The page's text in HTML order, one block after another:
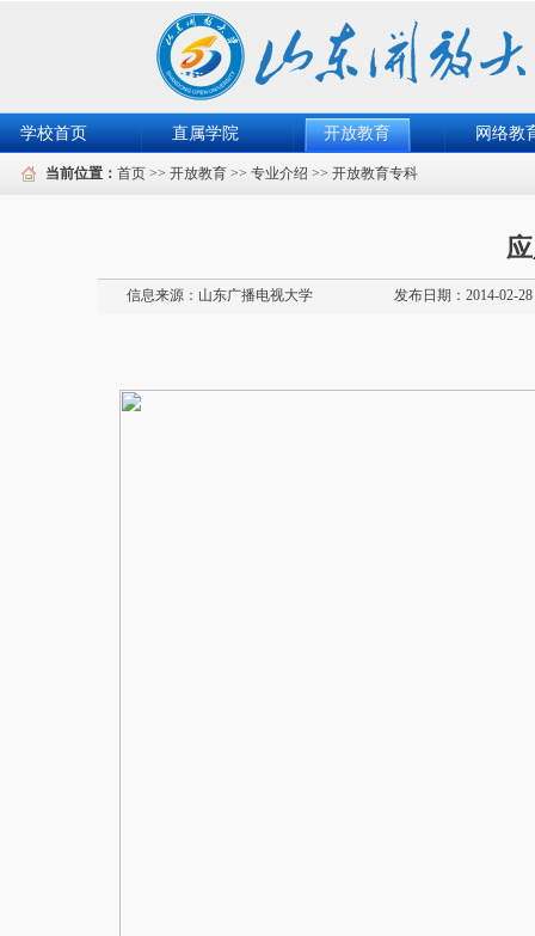
学校首页 直属学院 开放教育 网络教
当前位置： 首页 >> 开放教育 >> 专业介绍 >> 开放教育专科
信息来源： 山东广播电视大学 发布日期：2014-02-28